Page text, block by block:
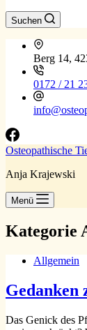
Suchen
Berg 14,
0172 / 21
Osteopathische
Anja Krajewski
Menü
Kategorie
Allgemein
Gedanken
Das Genick des